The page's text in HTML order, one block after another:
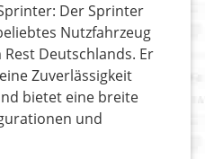
Der Sprinter
Nutzfahrzeug
Deutschlands. Er
Zuverlässigkeit
bietet eine breite
und